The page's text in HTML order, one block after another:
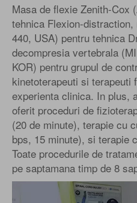
Masa de flexie Zenith-Cox
tehnica Flexion-
440, USA) pentru tehnica
decompresia vertebrala
KOR) pentru grupul de
kinetoterapeuti si terapeuti
experienta clinica. In plus,
oferit proceduri de
(20 de minute), terapie cu
bps, 15 minute), si terapie
Toate procedurile de
pe saptamana timp de 8